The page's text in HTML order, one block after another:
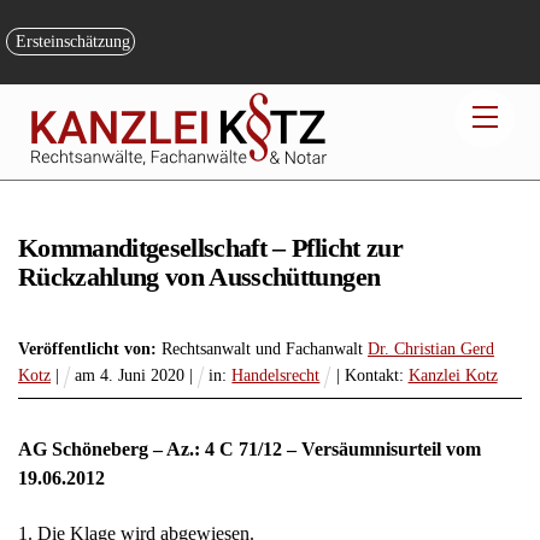
toErsteinschätzung
Menü
Kommanditgesellschaft – Pflicht zur
Rückzahlung von Ausschüttungen
Veröffentlicht von: Rechtsanwalt und Fachanwalt Dr. Christian Gerd
Kotz
am4.Juni 2020 in:Handelsrecht | Kontakt: Kanzlei Kotz
AG Schöneberg – Az.: 4 C 71/12 – Versäumnisurteil vom
19.06.2012
1. Die Klage wird abgewiesen.